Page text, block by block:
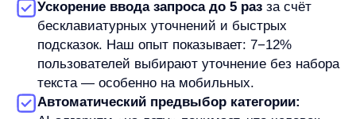
принципы Material Design и гайдлайны iOS для
«горячих зон» на мобильных. Плюс
маркетинговые бейджи и сортировки, чтобы
подсветить хиты и акции.
Параллельно мы развернули AnyRecs —
все ключевые стратегии рекомендаций
в одном решении: